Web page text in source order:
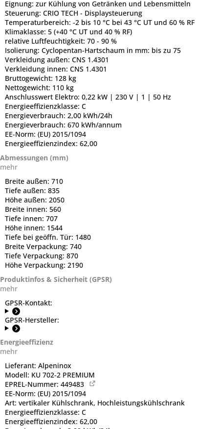
Eignung: zur Kühlung von Getränken und Lebensmitteln
Steuerung: CRIO TECH - Displaysteuerung
Temperaturbereich: -2 bis 10 °C bei 43 °C UT und 60 % RF
Klimaklasse: 5 (+40 °C UT und 40 % RF)
relative Luftfeuchtigkeit: 70 - 90 %
Isolierung: Cyclopentan-Hartschaum in mm: bis zu 75
Verkleidung außen: CNS 1.4301
Verkleidung innen: CNS 1.4301
Bruttogewicht: 128 kg
Nettogewicht: 110 kg
Anschlusswert Elektro: 0,22 kW | 230 V | 1 | 50 Hz
Energieeffizienzklasse: C
Energieverbrauch: 2,00 kWh/24h
Energieverbrauch: 670 kWh/annum
EE-Norm: (EU) 2015/1094
Energieeffizienzindex: 62,00
Abmessungen (mm)
mehr
Breite außen: 710
Tiefe außen: 835
Höhe außen: 2050
Breite innen: 560
Tiefe innen: 707
Höhe innen: 1544
Tiefe bei geöffn. Tür: 1480
Breite Verpackung: 740
Tiefe Verpackung: 870
Höhe Verpackung: 2190
Produktinfos & Sicherheit (GPSR)
mehr
GPSR-Kontakt:
GPSR-Hersteller:
Energieeffizienz
mehr
Lieferant: Alpeninox
Modell: KU 702-2 PREMIUM
EPREL-Nummer: 449483
EE-Norm: (EU) 2015/1094
Art: vertikaler Kühlschrank, Hochleistungskühlschrank
Energieeffizienzklasse: C
Energieeffizienzindex: 62,00